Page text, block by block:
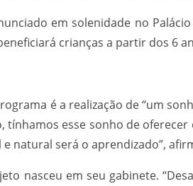
em solenidade no
crianças a partir dos 6
é a realização de “um
tínhamos esse sonho de
natural será o aprendizado”,
nasceu em seu gabinete.